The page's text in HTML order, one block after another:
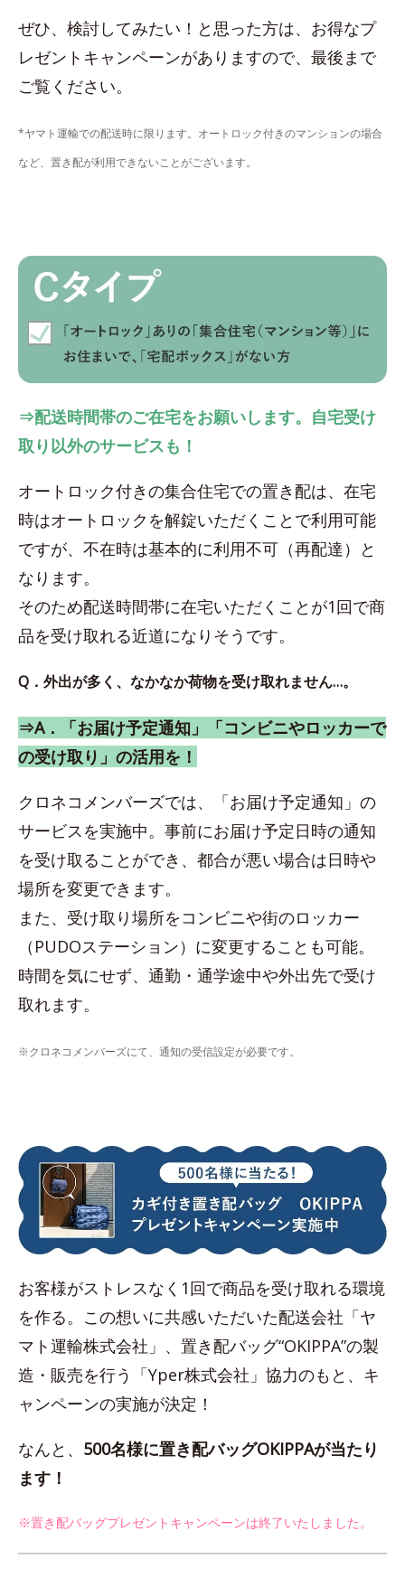
ぜひ、検討してみたい！と思った方は、お得なプ
レゼントキャンペーンがありますので、最後まで
ご覧ください。
*ヤマト運輸での配送時に限ります。オートロック付きのマンションの場合
など、置き配が利用できないことがございます。
⇒配送時間帯のご在宅をお願いします。自宅受け
取り以外のサービスも！
オートロック付きの集合住宅での置き配は、在宅
時はオートロックを解錠いただくことで利用可能
ですが、不在時は基本的に利用不可（再配達）と
なります。
そのため配送時間帯に在宅いただくことが1回で商
品を受け取れる近道になりそうです。
Q．外出が多く、なかなか荷物を受け取れません…。
⇒A．「お届け予定通知」「コンビニやロッカーで
の受け取り」の活用を！
クロネコメンバーズでは、「お届け予定通知」の
サービスを実施中。事前にお届け予定日時の通知
を受け取ることができ、都合が悪い場合は日時や
場所を変更できます。
また、受け取り場所をコンビニや街のロッカー
（PUDOステーション）に変更することも可能。
時間を気にせず、通勤・通学途中や外出先で受け
取れます。
※クロネコメンバーズにて、通知の受信設定が必要です。
お客様がストレスなく1回で商品を受け取れる環境
を作る。この想いに共感いただいた配送会社「ヤ
マト運輸株式会社」、置き配バッグ“OKIPPA”の製
造・販売を行う「Yper株式会社」協力のもと、キ
ャンペーンの実施が決定！
なんと、 500名様に置き配バッグOKIPPAが当たり
ます！
※置き配バッグプレゼントキャンペーンは終了いたしました。